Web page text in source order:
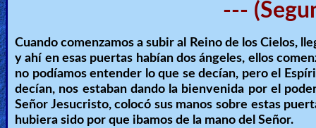
Contact/Feedback/Donate
Follow
us
Social
Media
---
Cuando comenzamos a subir al Reino de los Cielos,
y ahí en esas puertas habían dos ángeles, ellos
no podíamos entender lo que se decían, pero el
decían, nos estaban dando la bienvenida por el
Señor Jesucristo, colocó sus manos sobre estas
hubiera sido por que ibamos de la mano del Señor.